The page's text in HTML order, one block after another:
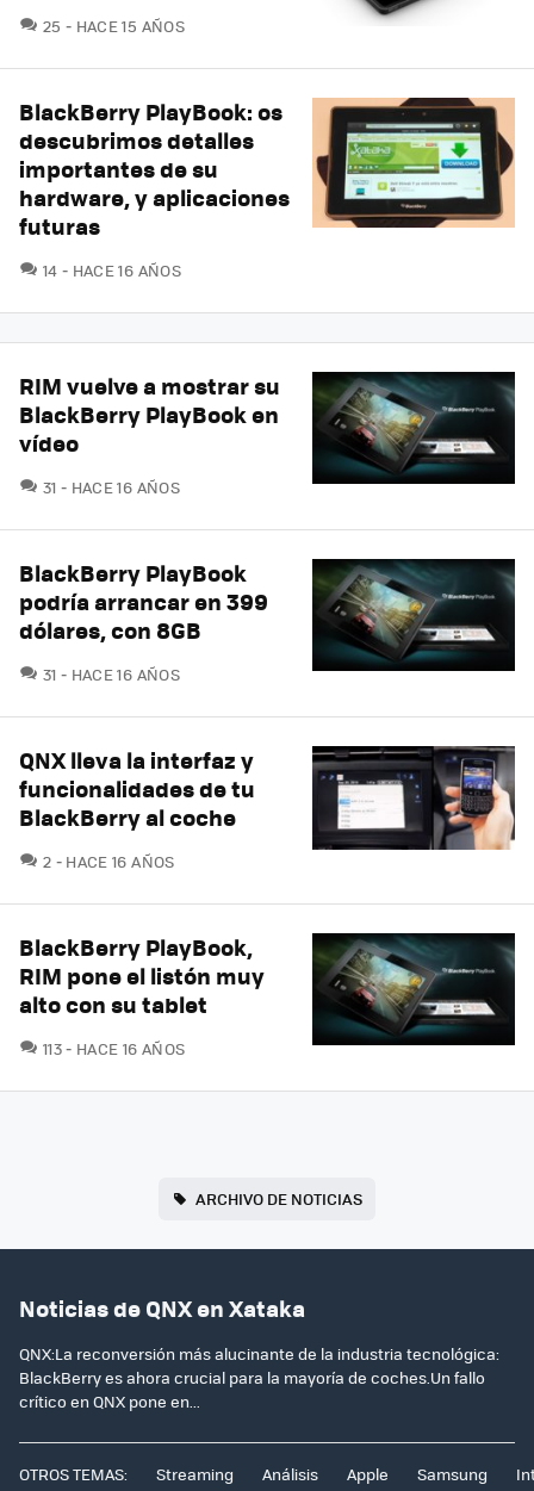
25 COMENTARIOS
HACE 15 AÑOS
BlackBerry PlayBook: os
descubrimos detalles
importantes de su
hardware, y aplicaciones
futuras
14 COMENTARIOS
HACE 16 AÑOS
RIM vuelve a mostrar su
BlackBerry PlayBook en
vídeo
31 COMENTARIOS
HACE 16 AÑOS
BlackBerry PlayBook
podría arrancar en 399
dólares, con 8GB
31 COMENTARIOS
HACE 16 AÑOS
QNX lleva la interfaz y
funcionalidades de tu
BlackBerry al coche
2 COMENTARIOS
HACE 16 AÑOS
BlackBerry PlayBook,
RIM pone el listón muy
alto con su tablet
113COMENTARIOS
HACE 16 AÑOS
ARCHIVO DE NOTICIAS
Noticias de QNX en Xataka
QNX:La reconversión más alucinante de la industria tecnológica:
BlackBerry es ahora crucial para la mayoría de coches.Un fallo
crítico en QNX pone en...
OTROS TEMAS: Streaming Análisis Apple Samsung